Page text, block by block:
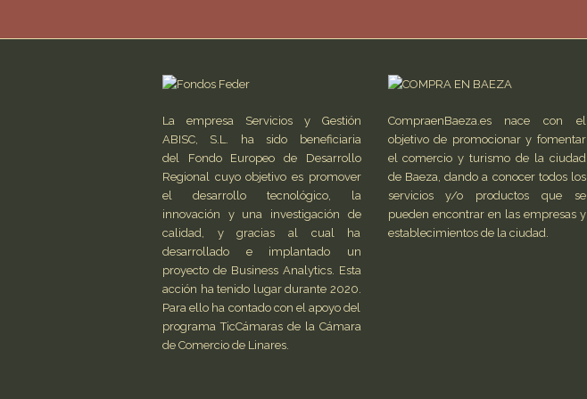
La empresa Servicios y Gestión
ABISC, S.L. ha sido beneficiaria
del Fondo Europeo de Desarrollo
Regional cuyo objetivo es promover
el desarrollo tecnológico, la
innovación y una investigación de
calidad, y gracias al cual ha
desarrollado e implantado un
proyecto de Business Analytics. Esta
acción ha tenido lugar durante 2020.
Para ello ha contado con el apoyo del
programa TicCámaras de la Cámara
de Comercio de Linares.
CompraenBaeza.es nace con el
objetivo de promocionar y fomentar
el comercio y turismo de la ciudad
de Baeza, dando a conocer todos los
servicios y/o productos que se
pueden encontrar en las empresas y
establecimientos de la ciudad.